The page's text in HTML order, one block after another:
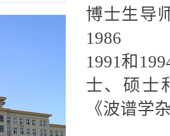
博士生导
1991和
士、硕士
《波谱学